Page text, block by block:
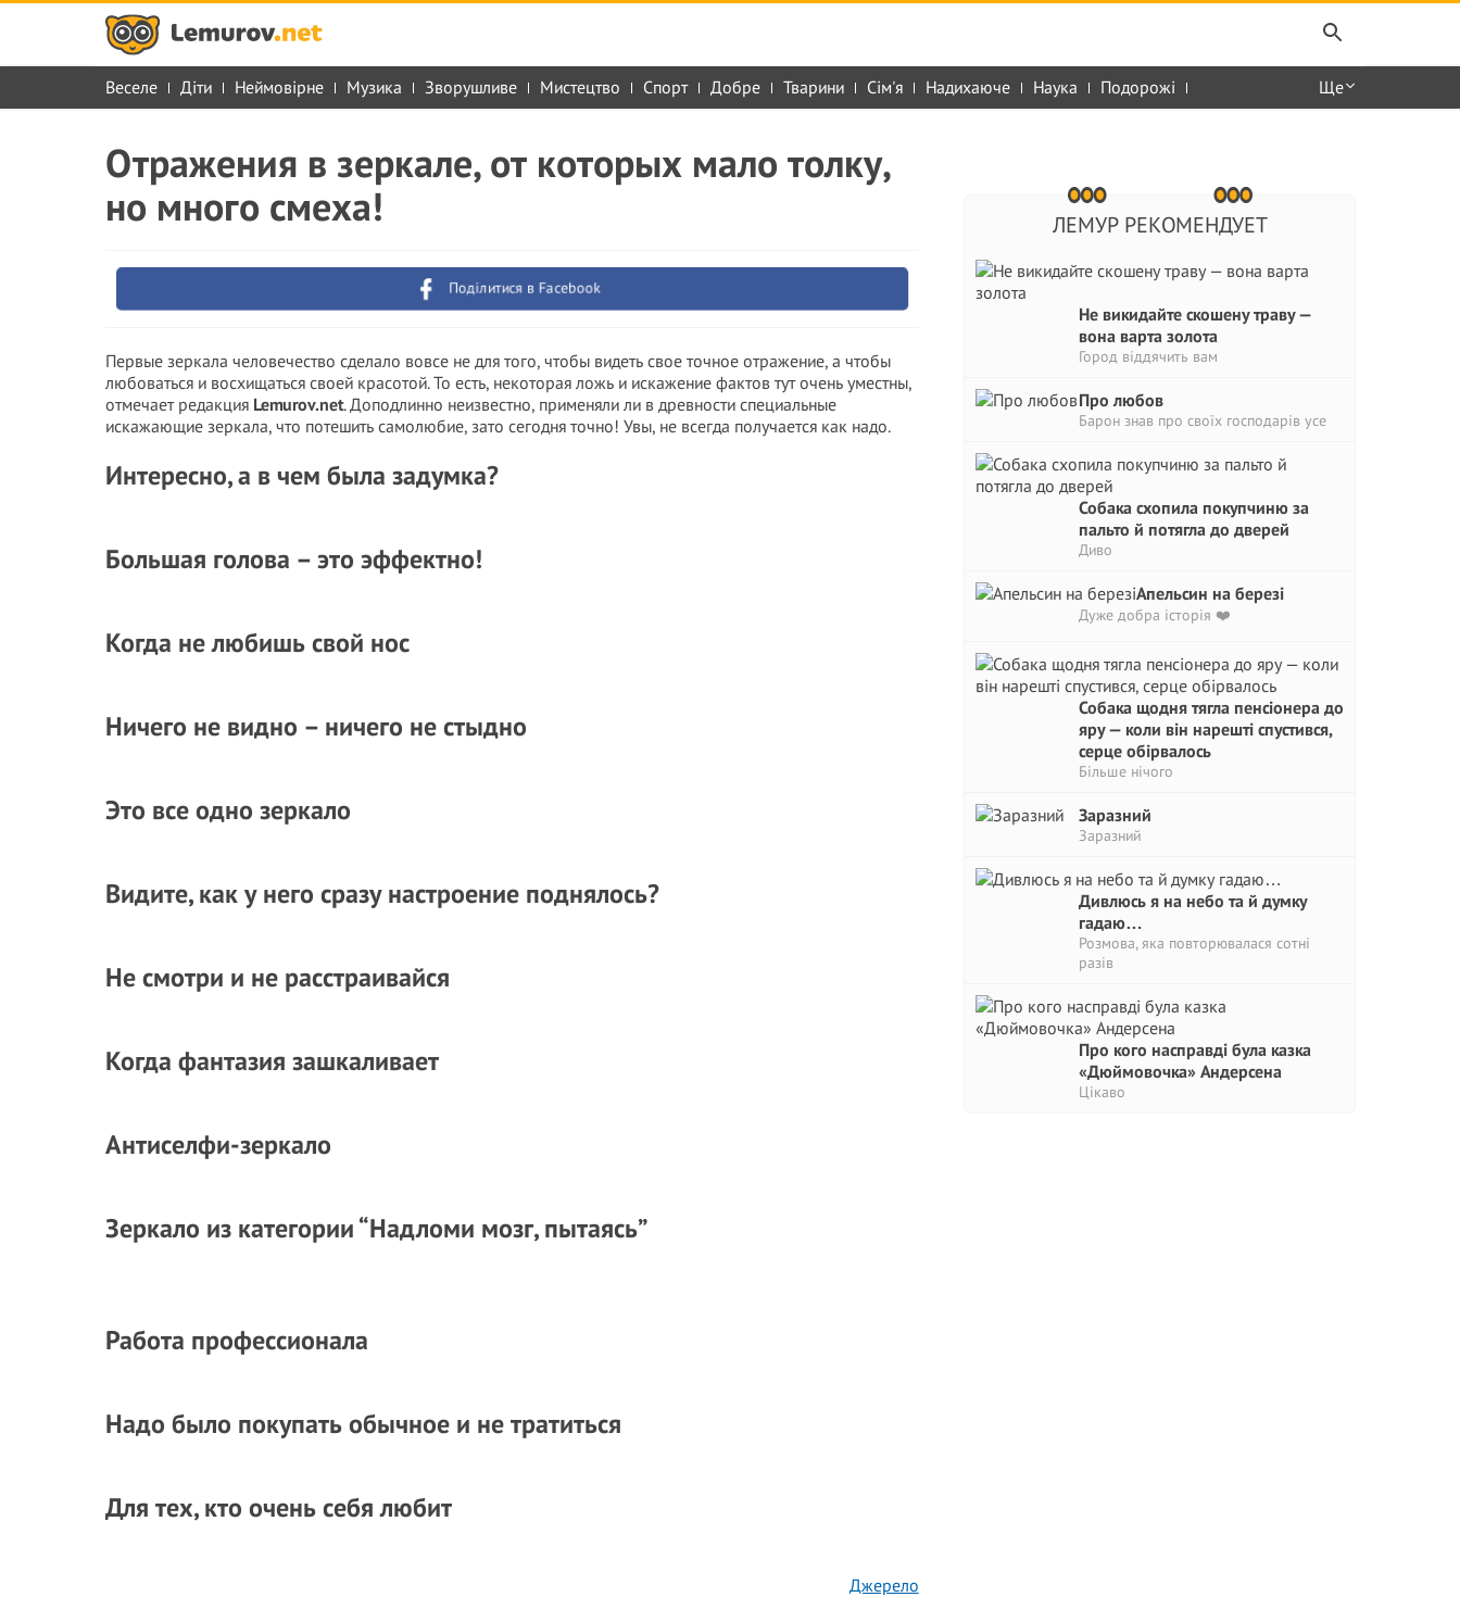
Веселе Діти Неймовірне Музика Зворушливе Мистецтво Спорт Добре Тварини Сім'я Надихаюче Наука Подорожі Ще
ЛЕМУР РЕКОМЕНДУЕТ
Не викидайте скошену траву —
вона варта золота
Город віддячить вам
Про любов
Барон знав про своїх господарів усе
Собака схопила покупчиню за
пальто й потягла до дверей
Диво
Апельсин на березі
Дуже добра історія ❤️
Собака щодня тягла пенсіонера до
яру — коли він нарешті спустився,
серце обірвалось
Більше нічого
Заразний
Заразний
Дивлюсь я на небо та й думку
гадаю…
Розмова, яка повторювалася сотні
разів
Про кого насправді була казка
«Дюймовочка» Андерсена
Цікаво
Отражения в зеркале, от которых мало толку,
но много смеха!
Поділитися в Facebook
Первые зеркала человечество сделало вовсе не для того, чтобы видеть свое точное отражение, а чтобы
любоваться и восхищаться своей красотой. То есть, некоторая ложь и искажение фактов тут очень уместны,
отмечает редакция Lemurov.net. Доподлинно неизвестно, применяли ли в древности специальные
искажающие зеркала, что потешить самолюбие, зато сегодня точно! Увы, не всегда получается как надо.
Интересно, а в чем была задумка?
Большая голова – это эффектно!
Когда не любишь свой нос
Ничего не видно – ничего не стыдно
Это все одно зеркало
Видите, как у него сразу настроение поднялось?
Не смотри и не расстраивайся
Когда фантазия зашкаливает
Антиселфи-зеркало
Зеркало из категории “Надломи мозг, пытаясь”
Работа профессионала
Надо было покупать обычное и не тратиться
Для тех, кто очень себя любит
Джерело